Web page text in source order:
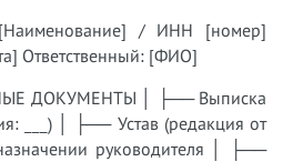
/ ИНН [номер]
Ответственный: [ФИО]
ДОКУМЕНТЫ │ ├── Выписка
___) │ ├── Устав (редакция от
руководителя │ ├──